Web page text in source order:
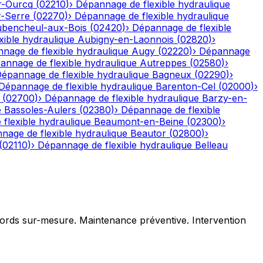
Ourcq (02210)› Dépannage de flexible hydraulique
Serre (02270)› Dépannage de flexible hydraulique
aux-Bois (02420)› Dépannage de flexible
hydraulique Aubigny-en-Laonnois (02820)›
de flexible hydraulique Augy (02220)› Dépannage
de flexible hydraulique Autreppes (02580)›
de flexible hydraulique Bagneux (02290)›
de flexible hydraulique Barenton-Cel (02000)›
(02700)› Dépannage de flexible hydraulique Barzy-en-
Bassoles-Aulers (02380)› Dépannage de flexible
flexible hydraulique Beaumont-en-Beine (02300)›
de flexible hydraulique Beautor (02800)›
02110)› Dépannage de flexible hydraulique Belleau
sur-mesure. Maintenance préventive. Intervention